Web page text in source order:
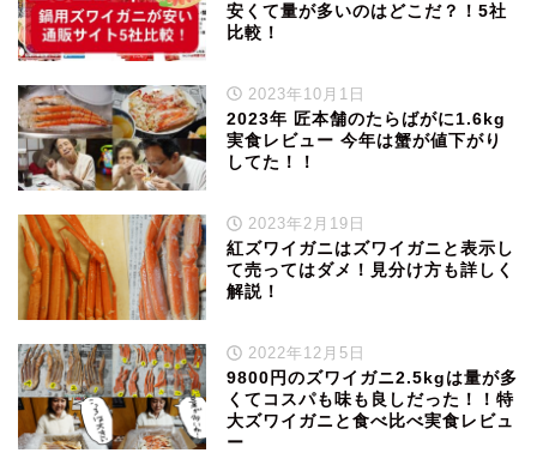
安くて量が多いのはどこだ？！5社
比較！
2023年10月1日
2023年 匠本舗のたらばがに1.6kg
実食レビュー 今年は蟹が値下がり
してた！！
2023年2月19日
紅ズワイガニはズワイガニと表示し
て売ってはダメ！見分け方も詳しく
解説！
2022年12月5日
9800円のズワイガニ2.5kgは量が多
くてコスパも味も良しだった！！特
大ズワイガニと食べ比べ実食レビュ
ー